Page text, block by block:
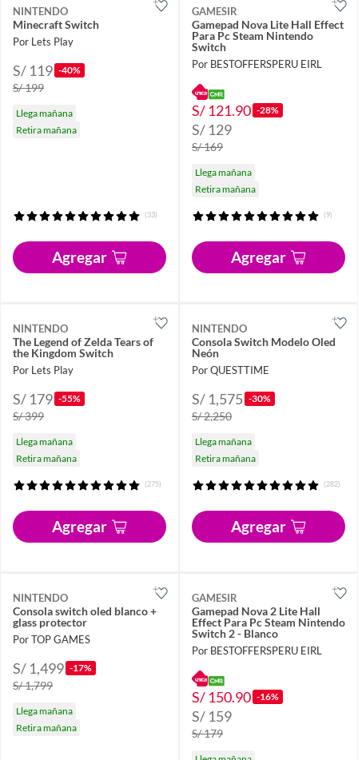
NINTENDO
Minecraft Switch
Por Lets Play
S/ 119 -40%
S/ 199
Llega mañana
Retira mañana
(33)
Agregar
GAMESIR
Gamepad Nova Lite Hall Effect
Para Pc Steam Nintendo
Switch
Por BESTOFFERSPERU EIRL
S/ 121.90 -28%
S/ 129
S/ 169
Llega mañana
Retira mañana
(9)
Agregar
NINTENDO
The Legend of Zelda Tears of
the Kingdom Switch
Por Lets Play
S/ 179 -55%
S/ 399
Llega mañana
Retira mañana
(275)
Agregar
NINTENDO
Consola Switch Modelo Oled
Neón
Por QUESTTIME
S/ 1,575 -30%
S/ 2,250
Llega mañana
Retira mañana
(282)
Agregar
NINTENDO
Consola switch oled blanco +
glass protector
Por TOP GAMES
S/ 1,499 -17%
S/ 1,799
Llega mañana
Retira mañana
GAMESIR
Gamepad Nova 2 Lite Hall
Effect Para Pc Steam Nintendo
Switch 2 - Blanco
Por BESTOFFERSPERU EIRL
S/ 150.90 -16%
S/ 159
S/ 179